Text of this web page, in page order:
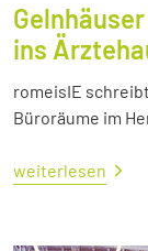
ins
romeisIE
Büroräume im
weiterlesen